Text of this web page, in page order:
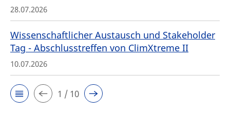
28.07.2026
Wissenschaftlicher Austausch und Stakeholder
Tag - Abschlusstreffen von ClimXtreme II
10.07.2026
1 / 10